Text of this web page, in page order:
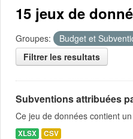
15 jeux de
Groupes: Budget et
Filtrer les resultats
Subventions attribuées
Ce jeu de données contient
XLSX CSV